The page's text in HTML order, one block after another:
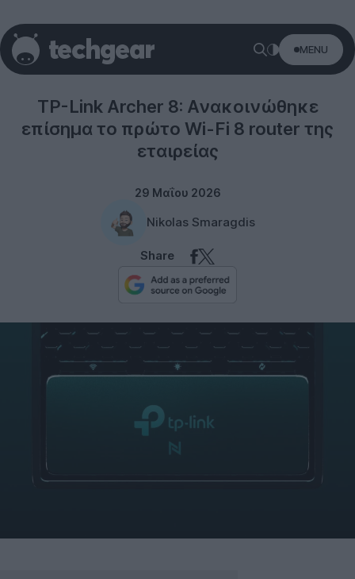
MENU
TP-Link Archer 8: Ανακοινώθηκε
επίσημα το πρώτο Wi-Fi 8 router της
εταιρείας
29 Μαΐου 2026
Nikolas Smaragdis
Share